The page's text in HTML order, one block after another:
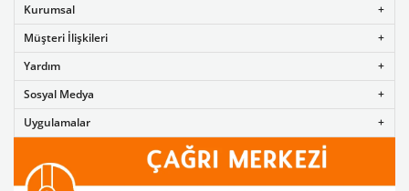
Kurumsal
Müşteri İlişkileri
Yardım
Sosyal Medya
Uygulamalar